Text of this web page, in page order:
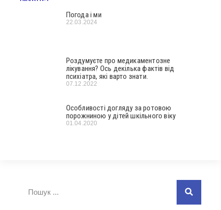
Погода і ми
22.03.2024
Роздумуєте про медикаментозне
лікування? Ось декілька фактів від
психіатра, які варто знати.
07.12.2022
Особливості догляду за ротовою
порожниною у дітей шкільного віку
01.04.2020